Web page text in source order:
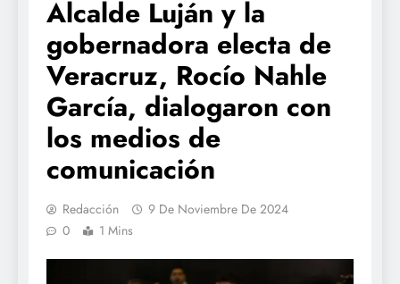
Alcalde Luján y la
gobernadora electa de
Veracruz, Rocío Nahle
García, dialogaron con
los medios de
comunicación
Redacción
9 De Noviembre De 2024
0
1 Mins